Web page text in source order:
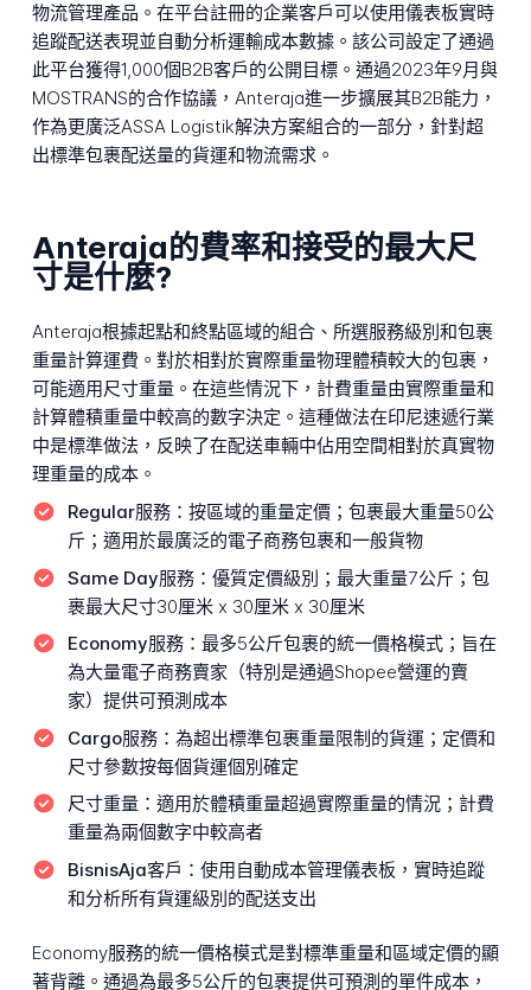
物流管理產品。在平台註冊的企業客戶可以使用儀表板實時
追蹤配送表現並自動分析運輸成本數據。該公司設定了通過
此平台獲得1,000個B2B客戶的公開目標。通過2023年9月與
MOSTRANS的合作協議，Anteraja進一步擴展其B2B能力，
作為更廣泛ASSA Logistik解決方案組合的一部分，針對超
出標準包裹配送量的貨運和物流需求。
Anteraja的費率和接受的最大尺
寸是什麼?
Anteraja根據起點和終點區域的組合、所選服務級別和包裹
重量計算運費。對於相對於實際重量物理體積較大的包裹，
可能適用尺寸重量。在這些情況下，計費重量由實際重量和
計算體積重量中較高的數字決定。這種做法在印尼速遞行業
中是標準做法，反映了在配送車輛中佔用空間相對於真實物
理重量的成本。
Regular服務： 按區域的重量定價；包裹最大重量50公
斤；適用於最廣泛的電子商務包裹和一般貨物
Same Day服務： 優質定價級別；最大重量7公斤；包
裹最大尺寸30厘米 x 30厘米 x 30厘米
Economy服務： 最多5公斤包裹的統一價格模式；旨在
為大量電子商務賣家（特別是通過Shopee營運的賣
家）提供可預測成本
Cargo服務： 為超出標準包裹重量限制的貨運；定價和
尺寸參數按每個貨運個別確定
尺寸重量： 適用於體積重量超過實際重量的情況；計費
重量為兩個數字中較高者
BisnisAja客戶： 使用自動成本管理儀表板，實時追蹤
和分析所有貨運級別的配送支出
Economy服務的統一價格模式是對標準重量和區域定價的顯
著背離。通過為最多5公斤的包裹提供可預測的單件成本，